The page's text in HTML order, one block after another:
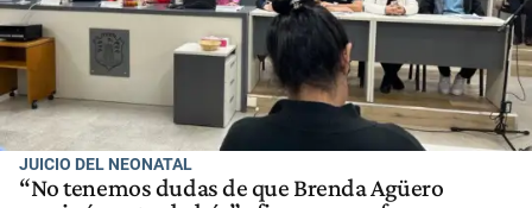
JUICIO DEL NEONATAL
“No tenemos dudas de que Brenda Agüero